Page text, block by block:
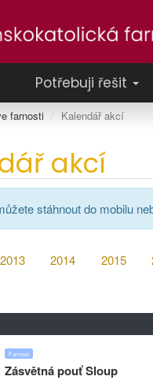
Potřebuji řešit
farnosti Kalendář akcí
akcí
stáhnout do mobilu
2013 2014 2015
Farnost
Zásvětná pouť Sloup